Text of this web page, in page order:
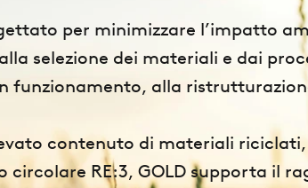
per minimizzare l’impatto
selezione dei materiali e dai
funzionamento, alla
contenuto di materiali
circolare RE:3, GOLD supporta il